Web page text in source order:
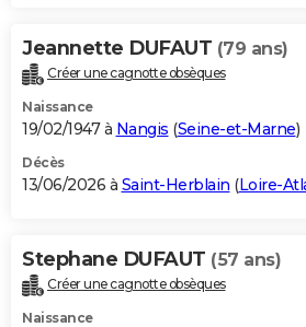
Carte de Noël
Carte Bonne année
Carte Saint-Valentin
Carte Pâques
Carte d'anniversaire
DICTIONNAIRE
Dictionnaire
Biographies
Citations
Expressions
Proverbes
PROGRAMME TV
S'inscrire
Se connecter
Lycées
Collèges
Primaires
Universités
Entreprises
Service militaire
Avis de recherche
AVIS DE DÉCÈS
Bricolage
Lifestyle
Culture
Sport
Auto
Television
Voyage
Cinema
Jeannette DUFAUT (79 ans)
Créer une cagnotte obsèques
Naissance
19/02/1947 à Nangis (Seine-et-Marne)
Décès
13/06/2026 à Saint-Herblain (Loire-
Stephane DUFAUT (57 ans)
Créer une cagnotte obsèques
Naissance